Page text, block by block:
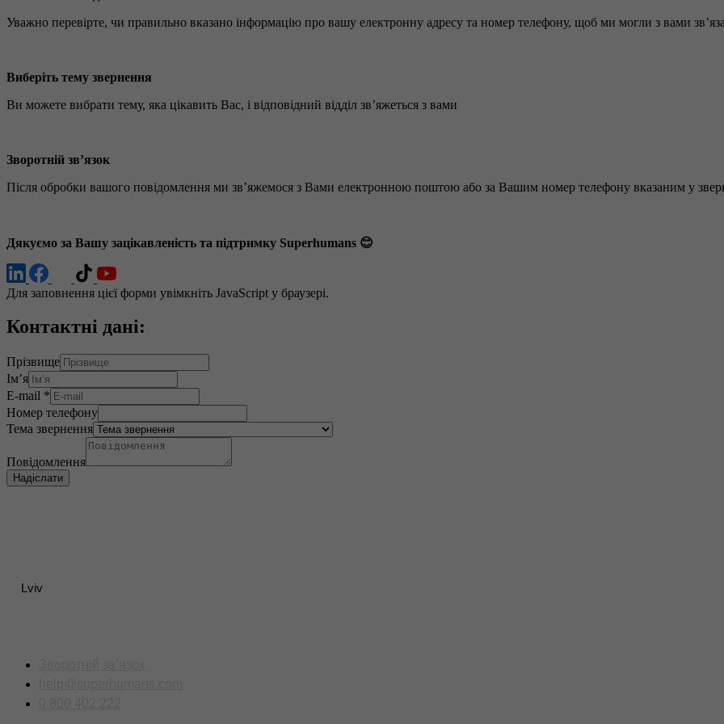
Уважно перевірте, чи правильно вказано інформацію про вашу електронну адресу та номер телефону, щоб ми могли з вами
Виберіть тему звернення
Ви можете вибрати тему, яка цікавить Вас, і відповідний відділ зв’яжеться з вами
Зворотній зв’язок
Після обробки вашого повідомлення ми зв’яжемося з Вами електронною поштою або за Вашим номер телефону вказаним у
Дякуємо за Вашу зацікавленість та підтримку Superhumans 😊
Для заповнення цієї форми увімкніть JavaScript у браузері.
Тема
Повідомлення
Контактні дані:
Прізвище
Імʼя
E-mail *
Номер телефону
Тема звернення
Повідомлення
Надіслати
Lviv